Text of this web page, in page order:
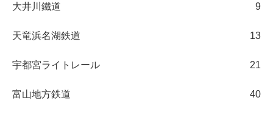
大井川鐵道 9
天竜浜名湖鉄道 13
宇都宮ライトレール 21
富山地方鉄道 40